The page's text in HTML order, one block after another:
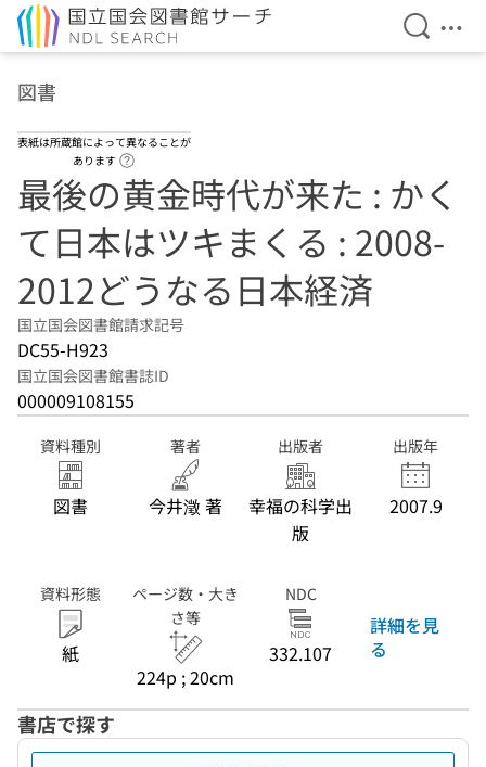
検索を
メ
図書
表紙は所蔵館によって異なることが
あります
最後の黄金時代が来た : かく
て日本はツキまくる : 2008-
2012どうなる日本経済
国立国会図書館請求記号
DC55-H923
国立国会図書館書誌ID
000009108155
資料種別
図書
著者
今井澂 著
出版者
幸福の科学出
版
出版年
2007.9
資料形態
紙
ページ数・大き
さ等
224p ; 20cm
NDC
332.107
詳細を見
る
書店で探す